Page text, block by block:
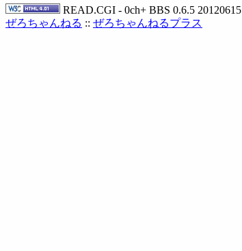
READ.CGI - 0ch+ BBS 0.6.5 20120615
ぜろちゃんねる :: ぜろちゃんねるプラス